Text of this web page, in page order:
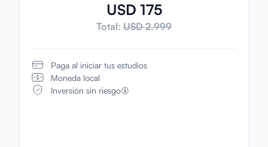
USD 175
Total: USD 2,999
Paga al iniciar tus estudios
Moneda local
Inversión sin riesgo